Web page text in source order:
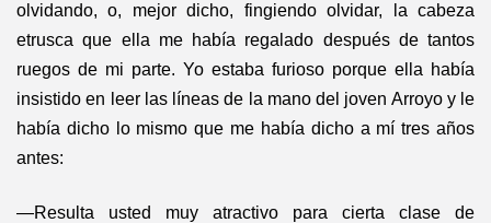
olvidando, o, mejor dicho, fingiendo olvidar, la cabeza
etrusca que ella me había regalado después de tantos
ruegos de mi parte. Yo estaba furioso porque ella había
insistido en leer las líneas de la mano del joven Arroyo y le
había dicho lo mismo que me había dicho a mí tres años
antes:
—Resulta usted muy atractivo para cierta clase de